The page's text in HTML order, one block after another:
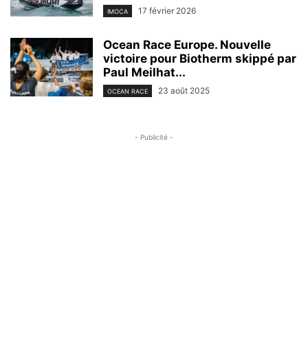
IMOCA 17 février 2026
Ocean Race Europe. Nouvelle
victoire pour Biotherm skippé par
Paul Meilhat...
OCEAN RACE 23 août 2025
- Publicité -